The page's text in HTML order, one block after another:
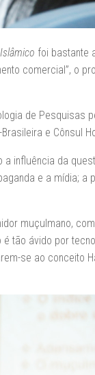
foi bastante
comercial”, o
de Pesquisas
e Cônsul
influência da
e a mídia;
muçulmano,
tão ávido por
se ao conceito